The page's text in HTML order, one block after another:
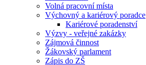
Volná pracovní místa
Výchovný a kariérový poradce
Kariérové poradenství
Výzvy - veřejné zakázky
Zájmová činnost
Žákovský parlament
Zápis do ZŠ